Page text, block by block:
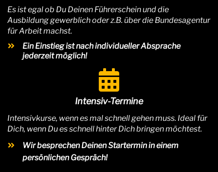
Es ist egal ob Du Deinen Führerschein und die
Ausbildung gewerblich oder z.B. über die Bundesagentur
für Arbeit machst.
Ein Einstieg ist nach individueller Absprache
jederzeit möglich!
Intensiv-Termine
Intensivkurse, wenn es mal schnell gehen muss. Ideal für
Dich, wenn Du es schnell hinter Dich bringen möchtest.
Wir besprechen Deinen Startermin in einem
persönlichen Gespräch!